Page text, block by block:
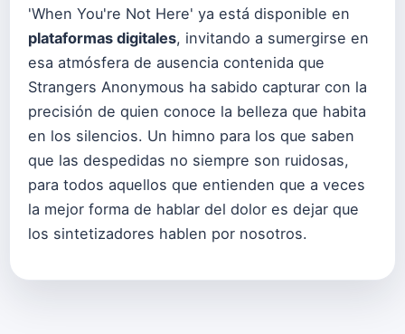
'When You're Not Here' ya está disponible en
plataformas digitales, invitando a sumergirse en
esa atmósfera de ausencia contenida que
Strangers Anonymous ha sabido capturar con la
precisión de quien conoce la belleza que habita
en los silencios. Un himno para los que saben
que las despedidas no siempre son ruidosas,
para todos aquellos que entienden que a veces
la mejor forma de hablar del dolor es dejar que
los sintetizadores hablen por nosotros.